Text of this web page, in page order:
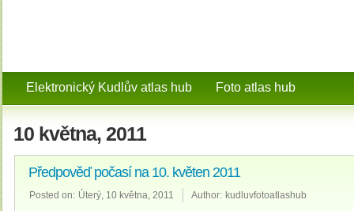
Elektronický Kudlův atlas hub Foto atlas hub
10 května, 2011
Předpověď počasí na 10. květen 2011
Posted on: Úterý, 10 května, 2011 Author: kudluvfotoatlashub